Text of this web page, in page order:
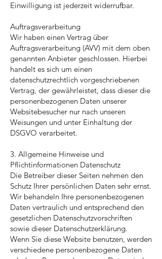
Einwilligung ist jederzeit widerrufbar.
Auftragsverarbeitung
Wir haben einen Vertrag über
Auftragsverarbeitung (AVV) mit dem oben
genannten Anbieter geschlossen. Hierbei
handelt es sich um einen
datenschutzrechtlich vorgeschriebenen
Vertrag, der gewährleistet, dass dieser die
personenbezogenen Daten unserer
Websitebesucher nur nach unseren
Weisungen und unter Einhaltung der
DSGVO verarbeitet.
3. Allgemeine Hinweise und
Pflichtinformationen Datenschutz
Die Betreiber dieser Seiten nehmen den
Schutz Ihrer persönlichen Daten sehr ernst.
Wir behandeln Ihre personenbezogenen
Daten vertraulich und entsprechend den
gesetzlichen Datenschutzvorschriften
sowie dieser Datenschutzerklärung.
Wenn Sie diese Website benutzen, werden
verschiedene personenbezogene Daten